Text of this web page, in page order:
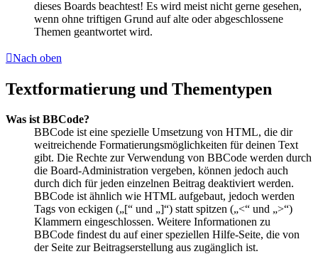
dieses Boards beachtest! Es wird meist nicht gerne gesehen,
wenn ohne triftigen Grund auf alte oder abgeschlossene
Themen geantwortet wird.
Nach oben
Textformatierung und Thementypen
Was ist BBCode?
BBCode ist eine spezielle Umsetzung von HTML, die dir
weitreichende Formatierungsmöglichkeiten für deinen Text
gibt. Die Rechte zur Verwendung von BBCode werden durch
die Board-Administration vergeben, können jedoch auch
durch dich für jeden einzelnen Beitrag deaktiviert werden.
BBCode ist ähnlich wie HTML aufgebaut, jedoch werden
Tags von eckigen („[“ und „]“) statt spitzen („<“ und „>“)
Klammern eingeschlossen. Weitere Informationen zu
BBCode findest du auf einer speziellen Hilfe-Seite, die von
der Seite zur Beitragserstellung aus zugänglich ist.